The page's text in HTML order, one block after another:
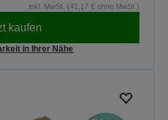
inkl. MwSt. (41,17 € ohne MwSt.)
kaufen
in Ihrer Nähe